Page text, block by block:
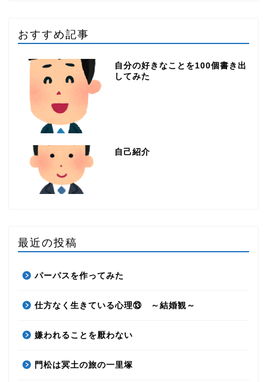
おすすめ記事
自分の好きなことを100個書き出
してみた
自己紹介
最近の投稿
パーパスを作ってみた
仕方なく生きている心理⑬ ～結婚観～
嫌われることを厭わない
門松は冥土の旅の一里塚